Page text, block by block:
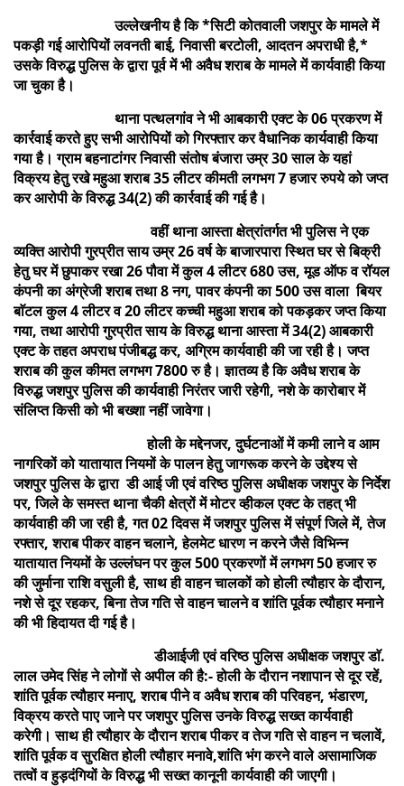
उल्लेखनीय है कि *सिटी कोतवाली जशपुर के मामले में
पकड़ी गई आरोपियों लवनती बाई, निवासी बरटोली, आदतन अपराधी है,*
उसके विरुद्ध पुलिस के द्वारा पूर्व में भी अवैध शराब के मामले में कार्यवाही किया
जा चुका है।
थाना पत्थलगांव ने भी आबकारी एक्ट के 06 प्रकरण में
कार्रवाई करते हुए सभी आरोपियों को गिरफ्तार कर वैधानिक कार्यवाही किया
गया है। ग्राम बहनाटांगर निवासी संतोष बंजारा उम्र 30 साल के यहां
विक्रय हेतु रखे महुआ शराब 35 लीटर कीमती लगभग 7 हजार रुपये को जप्त
कर आरोपी के विरुद्ध 34(2) की कार्रवाई की गई है।
वहीं थाना आस्ता क्षेत्रांतर्गत भी पुलिस ने एक
व्यक्ति आरोपी गुरप्रीत साय उम्र 26 वर्ष के बाजारपारा स्थित घर से बिक्री
हेतु घर में छुपाकर रखा 26 पौवा में कुल 4 लीटर 680 उस, मूड ऑफ व रॉयल
कंपनी का अंग्रेजी शराब तथा 8 नग, पावर कंपनी का 500 उस वाला बियर
बाॅटल कुल 4 लीटर व 20 लीटर कच्ची महुआ शराब को पकड़कर जप्त किया
गया, तथा आरोपी गुरप्रीत साय के विरुद्ध थाना आस्ता में 34(2) आबकारी
एक्ट के तहत अपराध पंजीबद्ध कर, अग्रिम कार्यवाही की जा रही है। जप्त
शराब की कुल कीमत लगभग 7800 रु है। ज्ञातव्य है कि अवैध शराब के
विरुद्ध जशपुर पुलिस की कार्यवाही निरंतर जारी रहेगी, नशे के कारोबार में
संलिप्त किसी को भी बख्शा नहीं जावेगा।
होली के मद्देनजर, दुर्घटनाओं में कमी लाने व आम
नागरिकों को यातायात नियमों के पालन हेतु जागरूक करने के उद्देश्य से
जशपुर पुलिस के द्वारा डी आई जी एवं वरिष्ठ पुलिस अधीक्षक जशपुर के निर्देश
पर, जिले के समस्त थाना चैकी क्षेत्रों में मोटर व्हीकल एक्ट के तहत् भी
कार्यवाही की जा रही है, गत 02 दिवस में जशपुर पुलिस में संपूर्ण जिले में, तेज
रफ्तार, शराब पीकर वाहन चलाने, हेलमेट धारण न करने जैसे विभिन्न
यातायात नियमों के उल्लंघन पर कुल 500 प्रकरणों में लगभग 50 हजार रु
की जुर्माना राशि वसुली है, साथ ही वाहन चालकों को होली त्यौहार के दौरान,
नशे से दूर रहकर, बिना तेज गति से वाहन चालने व शांति पूर्वक त्यौहार मनाने
की भी हिदायत दी गई है।
डीआईजी एवं वरिष्ठ पुलिस अधीक्षक जशपुर डाॅ.
लाल उमेद सिंह ने लोगों से अपील की है:- होली के दौरान नशापान से दूर रहें,
शांति पूर्वक त्यौहार मनाए, शराब पीने व अवैध शराब की परिवहन, भंडारण,
विक्रय करते पाए जाने पर जशपुर पुलिस उनके विरुद्ध सख्त कार्यवाही
करेगी। साथ ही त्यौहार के दौरान शराब पीकर व तेज गति से वाहन न चलावें,
शांति पूर्वक व सुरक्षित होली त्यौहार मनावे,शांति भंग करने वाले असामाजिक
तत्वों व हुड़दंगियों के विरुद्ध भी सख्त कानूनी कार्यवाही की जाएगी।